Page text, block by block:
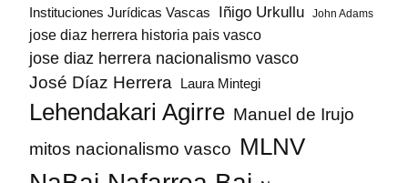
Instituciones Jurídicas Vascas Iñigo Urkullu John Adams
jose diaz herrera historia pais vasco
jose diaz herrera nacionalismo vasco
José Díaz Herrera Laura Mintegi
Lehendakari Agirre Manuel de Irujo
mitos nacionalismo vasco MLNV